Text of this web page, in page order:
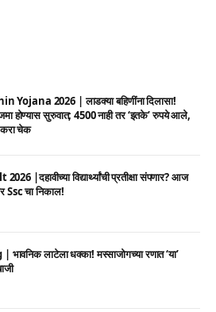
Yojana 2026 | लाडक्या बहिणींना दिलासा!
होण्यास सुरुवात; 4500 नाही तर ‘इतके’ रुपये आले,
चेक
|दहावीच्या विद्यार्थ्यांची प्रतीक्षा संपणार? आज
Ssc चा निकाल!
लाटेला धक्का! मस्साजोगच्या रणात ‘या’